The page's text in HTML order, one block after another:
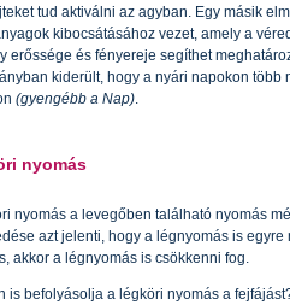
tud aktiválni az agyban. Egy másik
kibocsátásához vezet, amely a
erőssége és fényereje segíthet
kiderült, hogy a nyári napokon több
(gyengébb a Nap)
nyomás
nyomás a levegőben található nyomás
azt jelenti, hogy a légnyomás is
akkor a légnyomás is csökkenni fog.
is befolyásolja a légköri nyomás a